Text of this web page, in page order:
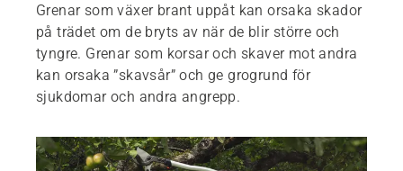
Grenar som växer brant uppåt kan orsaka skador
på trädet om de bryts av när de blir större och
tyngre. Grenar som korsar och skaver mot andra
kan orsaka ”skavsår” och ge grogrund för
sjukdomar och andra angrepp.